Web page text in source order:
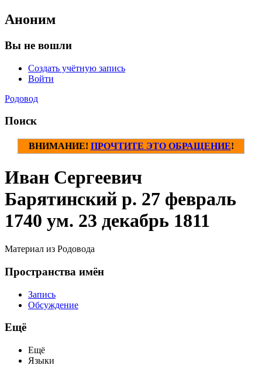
Аноним
Вы не вошли
Создать учётную запись
Войти
Родовод
Поиск
ВНИМАНИЕ! ПРОЧТИТЕ ЭТО ОБРАЩЕНИЕ!
Иван Сергеевич
Барятинский р. 27 февраль
1740 ум. 23 декабрь 1811
Материал из Родовода
Пространства имён
Запись
Обсуждение
Ещё
Ещё
Языки